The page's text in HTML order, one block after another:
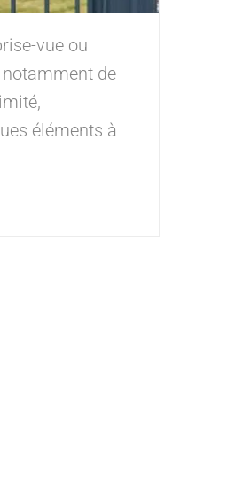
vue ou
de
éléments à